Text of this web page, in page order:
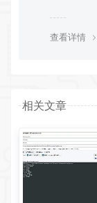
查看详情
相关文章